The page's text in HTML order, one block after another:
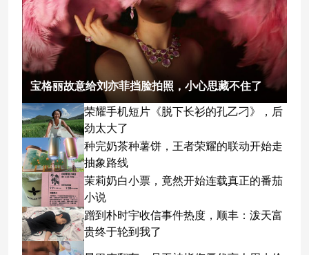
宝格丽故意给刘亦菲挡脸拍照，小心思藏不住了
荣耀手机短片《脱下长衫的孔乙刁》，后
劲太大了
种完奶茶种薯饼，王者荣耀的联动开始走
抽象路线
茉莉奶白小票，竟然开始连载真正的番茄
小说
蹭到朴时宇收信事件热度，顺丰：泼天富
贵终于轮到我了